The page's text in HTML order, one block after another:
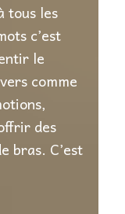
tous les
c’est
le
comme
des
bras. C’est